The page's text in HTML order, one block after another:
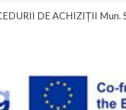
DE ACHIZIȚII Mun.